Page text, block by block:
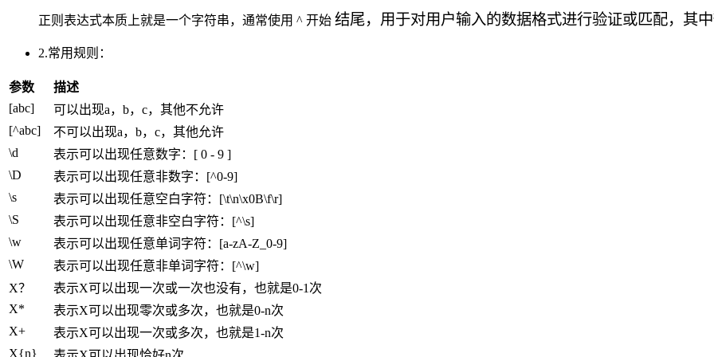
正则表达式本质上就是一个字符串，通常使用 ^ 开始 结尾，用于对用户输入的数据格式进行验证或匹配，其中
2.常用规则：
参数
描述
[abc]
可以出现a，b，c，其他不允许
[^abc]
不可以出现a，b，c，其他允许
\d
表示可以出现任意数字：[ 0 - 9 ]
\D
表示可以出现任意非数字：[^0-9]
\s
表示可以出现任意空白字符：[\t\n\x0B\f\r]
\S
表示可以出现任意非空白字符：[^\s]
\w
表示可以出现任意单词字符：[a-zA-Z_0-9]
\W
表示可以出现任意非单词字符：[^\w]
X？
表示X可以出现一次或一次也没有，也就是0-1次
X*
表示X可以出现零次或多次，也就是0-n次
X+
表示X可以出现一次或多次，也就是1-n次
X{n}